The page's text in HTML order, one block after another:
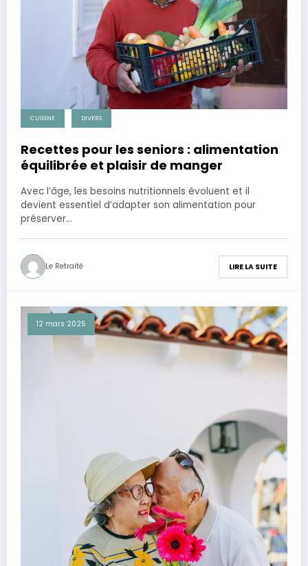
CUISINE DIVERS
Recettes pour les seniors : alimentation
équilibrée et plaisir de manger
Avec l’âge, les besoins nutritionnels évoluent et il
devient essentiel d’adapter son alimentation pour
préserver…
Le Retraité LIRE LA SUITE
12 mars 2025